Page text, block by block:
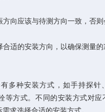
应该与待测方向一致，否则
的安装方向，以确保测量的
种安装方式，如手持探针
等方式。不同的安装方式对应